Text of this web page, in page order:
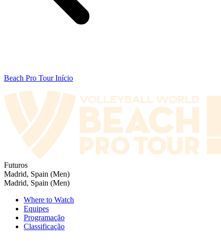
Beach Pro Tour Início
Futuros
Madrid, Spain (Men)
Madrid, Spain (Men)
Where to Watch
Equipes
Programação
Classificação